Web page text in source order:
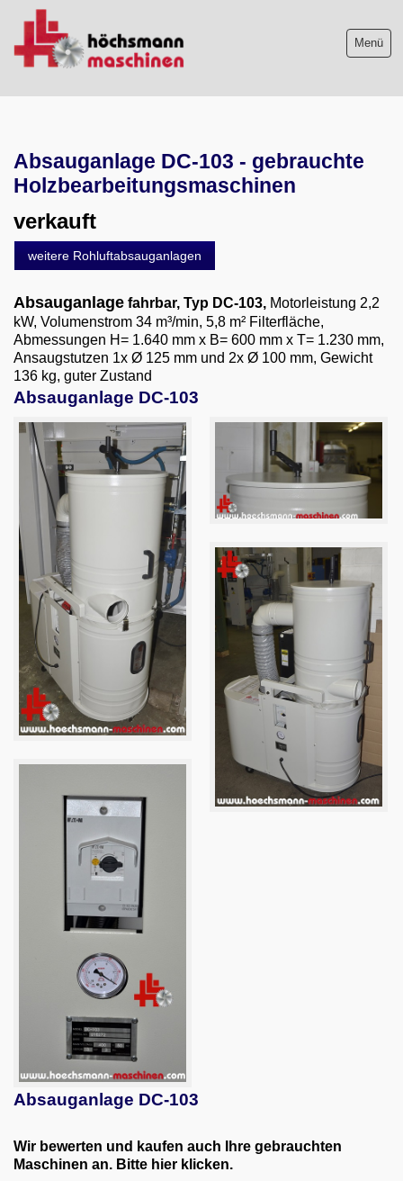
Menü
Maschinenankauf
Videos
Wir über uns
06103-9744-0
English
Absauganlage DC-103 - gebrauchte
Holzbearbeitungsmaschinen
verkauft
weitere Rohluftabsauganlagen
Absauganlage fahrbar, Typ DC-103, Motorleistung 2,2
kW, Volumenstrom 34 m³/min, 5,8 m² Filterfläche,
Abmessungen H= 1.640 mm x B= 600 mm x T= 1.230 mm,
Ansaugstutzen 1x Ø 125 mm und 2x Ø 100 mm, Gewicht
136 kg, guter Zustand
Absauganlage DC-103
Absauganlage DC-103
Wir bewerten und kaufen auch Ihre gebrauchten
Maschinen an. Bitte hier klicken.